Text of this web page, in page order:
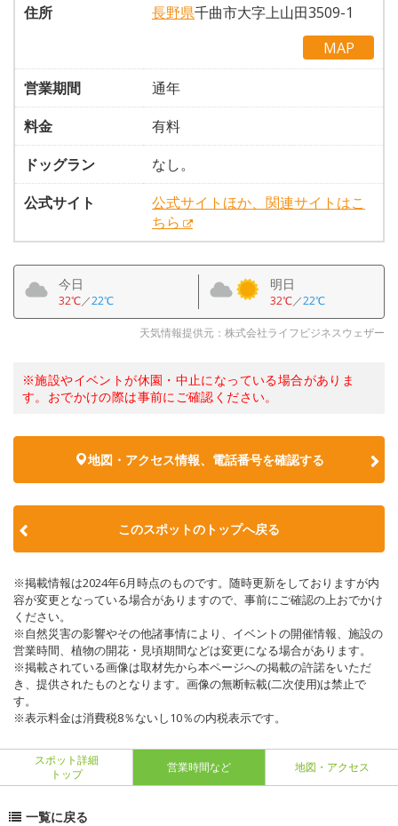
住所
長野県千曲市大字上山田3509-1
MAP
営業期間
通年
料金
有料
ドッグラン
なし。
公式サイト
公式サイトほか、関連サイトはこ
ちら
今日
32℃／22℃
明日
32℃／22℃
天気情報提供元：株式会社ライフビジネスウェザー
※施設やイベントが休園・中止になっている場合がありま
す。おでかけの際は事前にご確認ください。
地図・アクセス情報、電話番号を確認する
このスポットのトップへ戻る
※掲載情報は2024年6月時点のものです。随時更新をしておりますが内
容が変更となっている場合がありますので、事前にご確認の上おでかけ
ください。
※自然災害の影響やその他諸事情により、イベントの開催情報、施設の
営業時間、植物の開花・見頃期間などは変更になる場合があります。
※掲載されている画像は取材先から本ページへの掲載の許諾をいただ
き、提供されたものとなります。画像の無断転載(二次使用)は禁止で
す。
※表示料金は消費税8％ないし10％の内税表示です。
スポット詳細
トップ
営業時間など 地図・アクセス
一覧に戻る